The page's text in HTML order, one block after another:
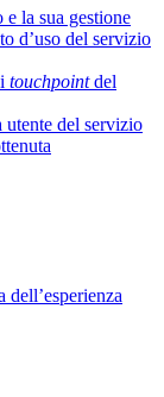
la sua gestione
d’uso del servizio
touchpointdel
utente del servizio